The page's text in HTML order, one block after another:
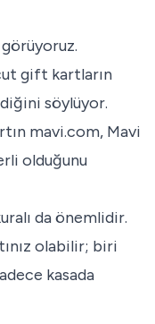
gift kartların
söylüyor.
mavi.com, Mavi
olduğunu
da önemlidir.
olabilir; biri
kasada